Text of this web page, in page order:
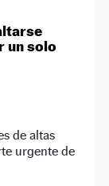
un solo
de altas
urgente de